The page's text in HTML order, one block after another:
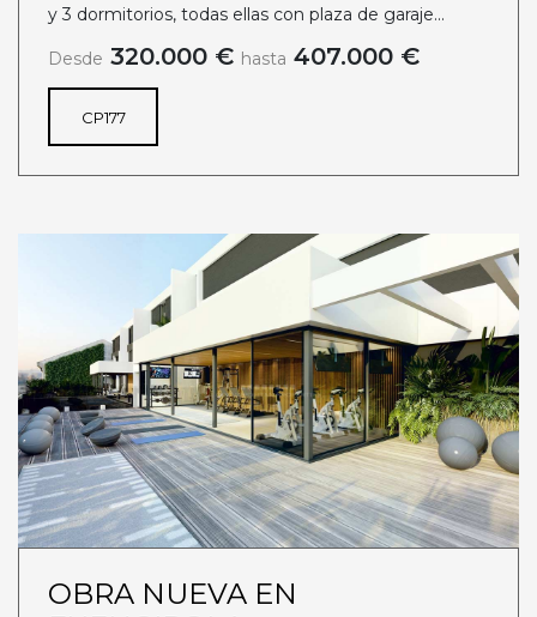
y 3 dormitorios, todas ellas con plaza de garaje...
Desde 320.000 € hasta 407.000 €
CP177
OBRA NUEVA EN